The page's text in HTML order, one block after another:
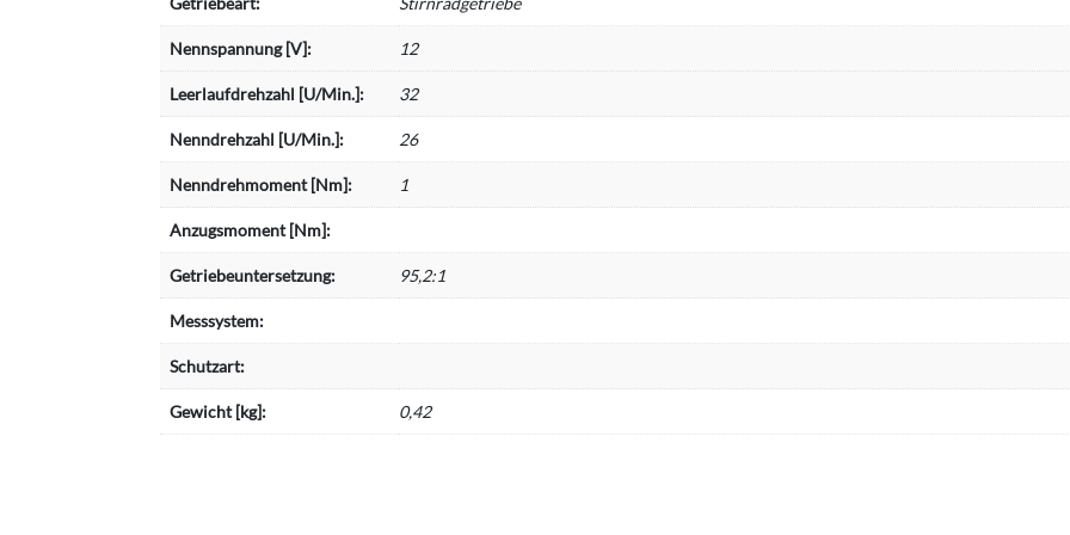
Nennspannung [V]: 12
Leerlaufdrehzahl [U/Min.]: 32
Nenndrehzahl [U/Min.]: 26
Nenndrehmoment [Nm]: 1
Anzugsmoment [Nm]:
Getriebeuntersetzung: 95,2:1
Messsystem:
Schutzart:
Gewicht [kg]: 0,42